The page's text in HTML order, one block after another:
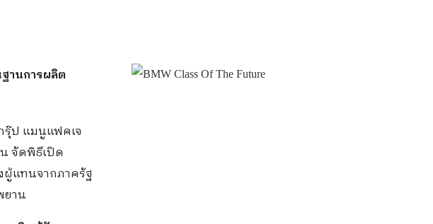
ฐานการผลิต
ป แมนูแฟคเจ
จัดพิธีเปิด
ผู้แทนจากภาครัฐ
ยาน